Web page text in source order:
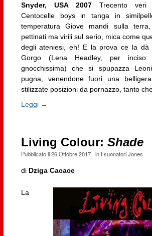
Snyder, USA 2007Trecento veri
Centocelle boys in tanga in
temperatura Giove mandi sulla
pettinati ma virili sul serio, mica come
degli ateniesi, eh! E la prova ce la dà
Gorgo (Lena Headley, per inciso:
gnocchissima) che si spupazza
pugna, venendone fuori una
stilizzate posizioni da pornazzo, tanto
Leggi →
Living Colour: Shade
Pubblicato il26 Ottobre 2017· in I suonatori Jones ·
di Dziga Cacace
La